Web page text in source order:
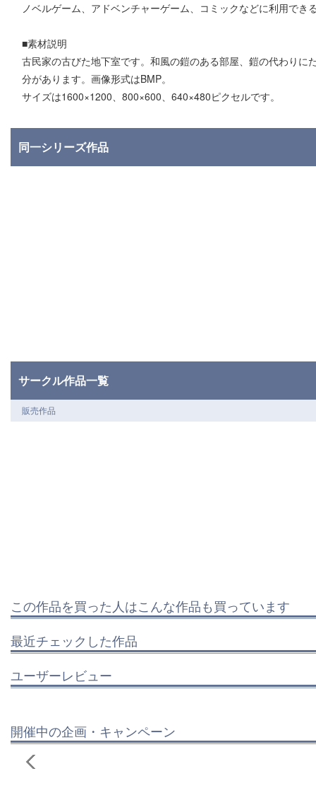
ノベルゲーム、アドベンチャーゲーム、コミックなどに利用でき
■素材説明
古民家の古びた地下室です。和風の鎧のある部屋、鎧の代わりに
分があります。画像形式はBMP。
サイズは1600×1200、800×600、640×480ピクセルです。
同一シリーズ作品
サークル作品一覧
販売作品
この作品を買った人はこんな作品も買っています
最近チェックした作品
ユーザーレビュー
開催中の企画・キャンペーン